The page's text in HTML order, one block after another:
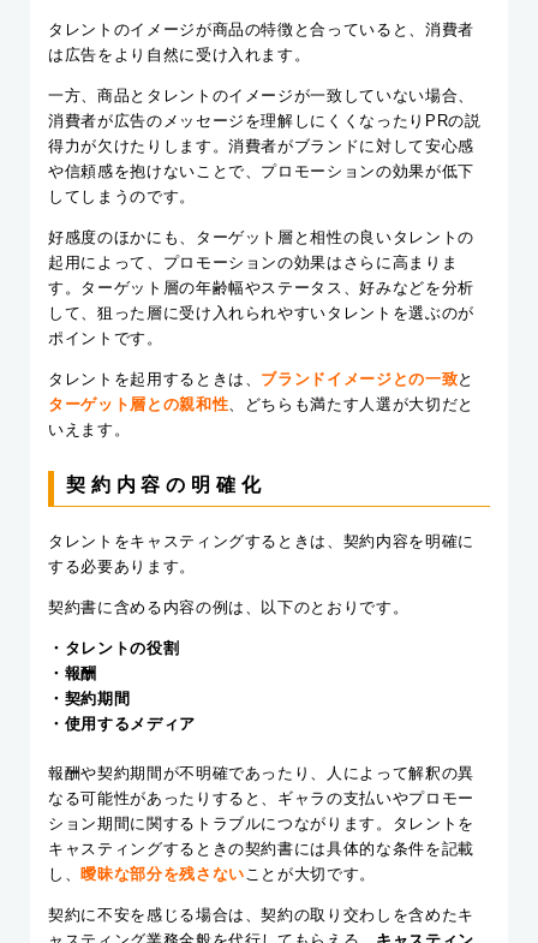
タレントのイメージが商品の特徴と合っていると、消費者
は広告をより自然に受け入れます。
一方、商品とタレントのイメージが一致していない場合、
消費者が広告のメッセージを理解しにくくなったりPRの説
得力が欠けたりします。消費者がブランドに対して安心感
や信頼感を抱けないことで、プロモーションの効果が低下
してしまうのです。
好感度のほかにも、ターゲット層と相性の良いタレントの
起用によって、プロモーションの効果はさらに高まりま
す。ターゲット層の年齢幅やステータス、好みなどを分析
して、狙った層に受け入れられやすいタレントを選ぶのが
ポイントです。
タレントを起用するときは、 ブランドイメージとの一致と
ターゲット層との親和性、どちらも満たす人選が大切だと
いえます。
契約内容の明確化
タレントをキャスティングするときは、契約内容を明確に
する必要あります。
契約書に含める内容の例は、以下のとおりです。
・タレントの役割
・報酬
・契約期間
・使用するメディア
報酬や契約期間が不明確であったり、人によって解釈の異
なる可能性があったりすると、ギャラの支払いやプロモー
ション期間に関するトラブルにつながります。タレントを
キャスティングするときの契約書には具体的な条件を記載
し、曖昧な部分を残さないことが大切です。
契約に不安を感じる場合は、契約の取り交わしを含めたキ